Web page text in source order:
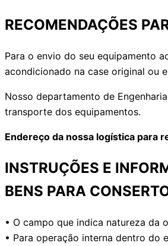
RECOMENDAÇÕES
Para o envio do seu equipamento
acondicionado na case original ou
Nosso departamento de
transporte dos equipamentos.
Endereço da nossa logística para
INSTRUÇÕES E
BENS PARA
• O campo que indica natureza da
• Para operação interna dentro do